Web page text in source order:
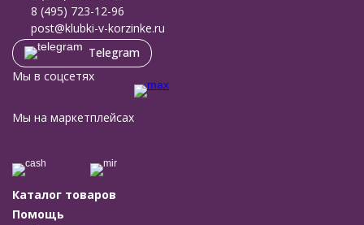
8 (495) 723-12-96
post@klubki-v-korzinke.ru
Telegram
Мы в соцсетях
Мы на маркетплейсах
Каталог товаров
Помощь